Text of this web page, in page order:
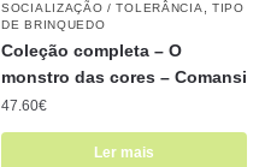
SOCIALIZAÇÃO / TOLERÂNCIA
TIPO
DE BRINQUEDO
Coleção completa – O
monstro das cores – Comansi
47.60€
Ler mais